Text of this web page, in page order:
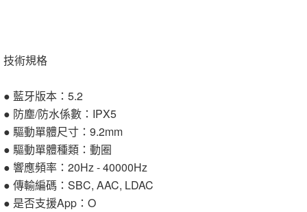
技術規格
● 藍牙版本：5.2
● 防塵/防水係數：IPX5
● 驅動單體尺寸：9.2mm
● 驅動單體種類：動圈
● 響應頻率：20Hz - 40000Hz
● 傳輸編碼：SBC, AAC, LDAC
● 是否支援App：O